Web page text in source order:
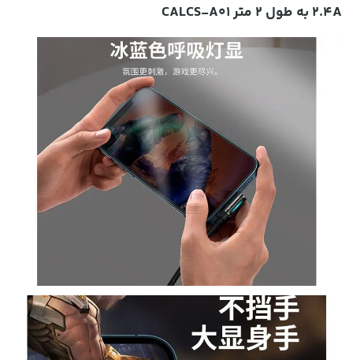
2.4A به طول 2 متر CALCS-A01